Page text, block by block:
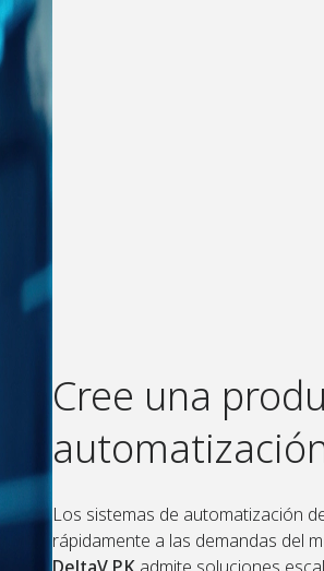
Cree una
Los sistemas de automatización
rápidamente a las demandas del